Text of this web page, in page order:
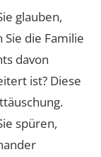
glauben,
die Familie
davon
ist? Diese
spüren,